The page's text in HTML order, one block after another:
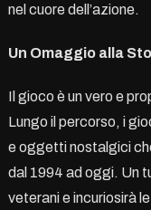
nel cuore dell’azione.
Un Omaggio alla
Il gioco è un vero e
Lungo il percorso, i
e oggetti nostalgici
dal 1994 ad oggi. Un
veterani e incuriosirà